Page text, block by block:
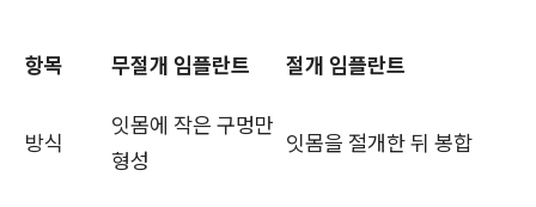
항목 무절개 임플란트 절개 임플란트
방식
잇몸에 작은 구멍만
형성
잇몸을 절개한 뒤 봉합